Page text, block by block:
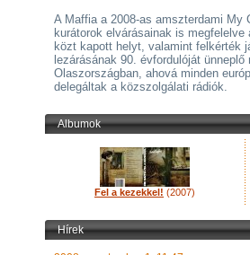
A Maffia a 2008-as amszterdami
kurátorok elvárásainak is
közt kapott helyt, valamint felkérték
lezárásának 90. évfordulóját
Olaszországban, ahová minden
delegáltak a közszolgálati rádiók.
Albumok
Fel a kezekkel! (2007)
Hírek